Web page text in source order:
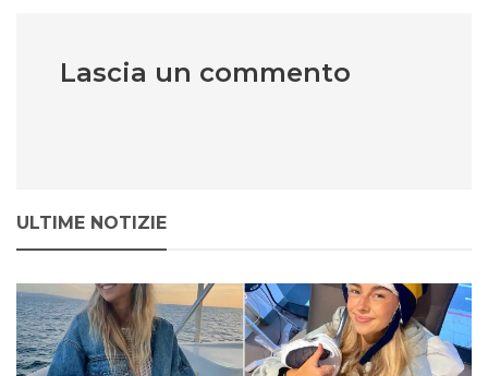
Lascia un commento
ULTIME NOTIZIE